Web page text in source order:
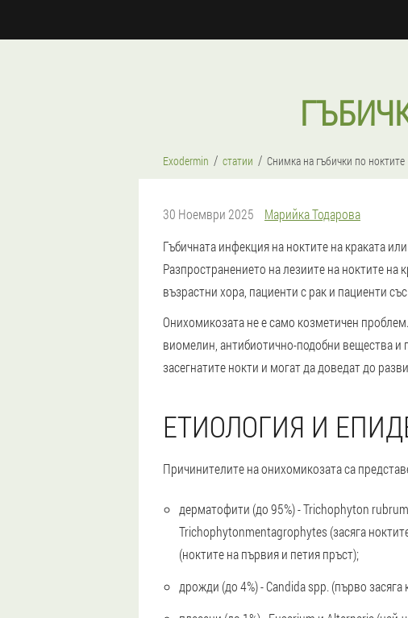
Exodermin статии Снимка на гъбички по ноктите
30 Ноември 2025
Марийка Тодарова
Гъбичната инфекция на ноктите на краката
Разпространението на лезиите на ноктите на
възрастни хора, пациенти с рак и пациенти
Онихомикозата не е само козметичен
виомелин, антибиотично-подобни вещества и
засегнатите нокти и могат да доведат до
ЕТИОЛОГИЯ И
Причинителите на онихомикозата са
дерматофити (до 95%) - Trichophyton
Trichophytonmentagrophytes (засяга
(ноктите на първия и петия пръст);
дрожди (до 4%) - Candida spp. (първо